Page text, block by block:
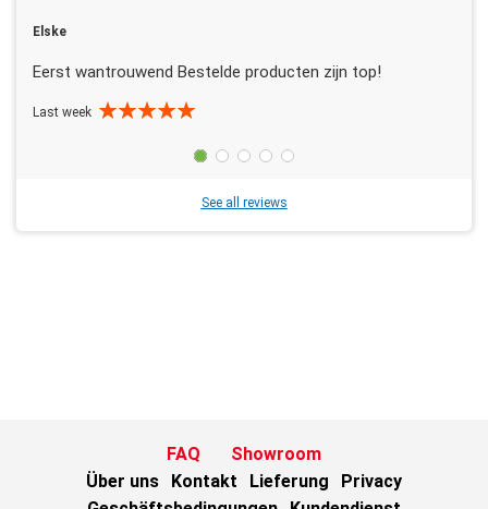
Elske
Eerst wantrouwend Bestelde producten zijn top!
Last week
See all reviews
FAQ
Showroom
Über uns
Kontakt Lieferung
Privacy